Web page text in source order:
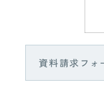
資料請求フォ